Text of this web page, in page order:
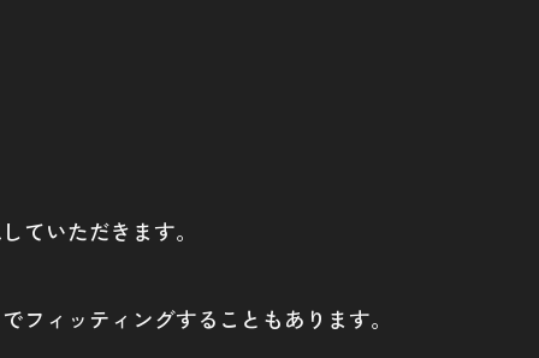
ていただきます。
ィッティングすることもあります。